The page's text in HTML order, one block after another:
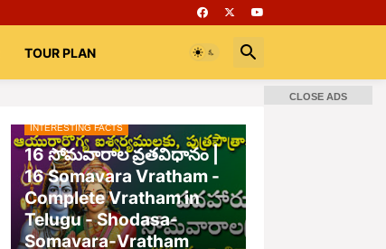
TOUR PLAN
📚 Books Rooms భగవద్గీత
INTERESTING FACTS
16 సోమవారాల వ్రతవిధానం |
16 Somavara Vratham -
Complete Vratham in
Telugu - Shodasa-
Somavara-Vratham
CLOSE ADS